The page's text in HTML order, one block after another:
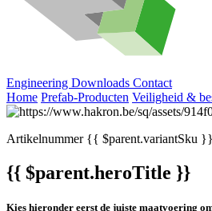
Engineering Downloads Contact
Home Prefab-Producten Veiligheid &
Artikelnummer{{ $parent.variantSku }}
{{ $parent.heroTitle }}
Kies hieronder eerst de juiste maatvoering